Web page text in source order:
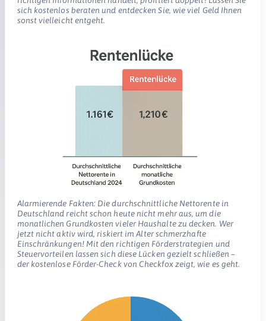
sich kostenlos beraten und entdecken Sie, wie viel Geld Ihnen
sonst vielleicht entgeht.
Alarmierende Fakten: Die durchschnittliche Nettorente in
Deutschland reicht schon heute nicht mehr aus, um die
monatlichen Grundkosten vieler Haushalte zu decken. Wer
jetzt nicht aktiv wird, riskiert im Alter schmerzhafte
Einschränkungen! Mit den richtigen Förderstrategien und
Steuervorteilen lassen sich diese Lücken gezielt schließen –
der kostenlose Förder-Check von Checkfox zeigt, wie es geht.